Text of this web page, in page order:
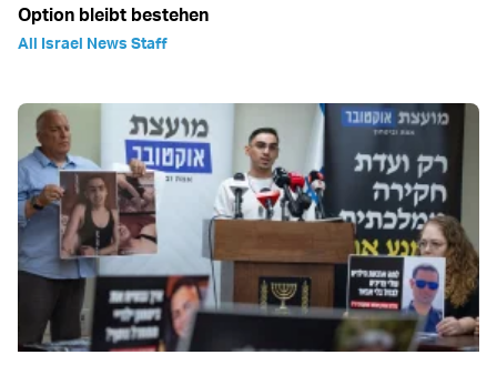
Option bleibt bestehen
All Israel News Staff